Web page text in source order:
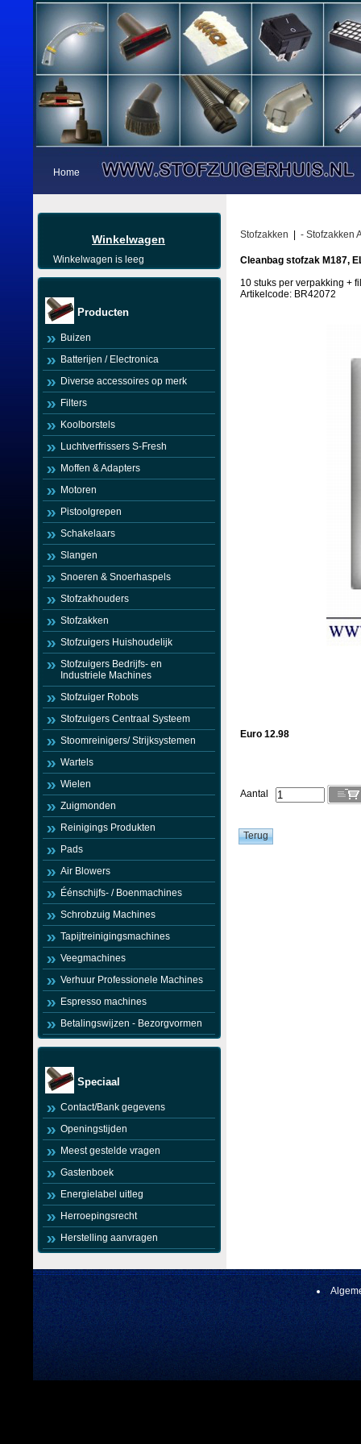
Home
Winkelwagen
Winkelwagen is leeg
Producten
Buizen
Batterijen / Electronica
Diverse accessoires op merk
Filters
Koolborstels
Luchtverfrissers S-Fresh
Moffen & Adapters
Motoren
Pistoolgrepen
Schakelaars
Slangen
Snoeren & Snoerhaspels
Stofzakhouders
Stofzakken
Stofzuigers Huishoudelijk
Stofzuigers Bedrijfs- en
Industriele Machines
Stofzuiger Robots
Stofzuigers Centraal Systeem
Stoomreinigers/ Strijksystemen
Wartels
Wielen
Zuigmonden
Reinigings Produkten
Pads
Air Blowers
Éénschijfs- / Boenmachines
Schrobzuig Machines
Tapijtreinigingsmachines
Veegmachines
Verhuur Professionele Machines
Espresso machines
Betalingswijzen - Bezorgvormen
Speciaal
Contact/Bank gegevens
Openingstijden
Meest gestelde vragen
Gastenboek
Energielabel uitleg
Herroepingsrecht
Herstelling aanvragen
Stofzakken - Stofzakken
Cleanbag stofzak M187,
10 stuks per verpakking +
Artikelcode: BR42072
Euro 12.98
Aantal